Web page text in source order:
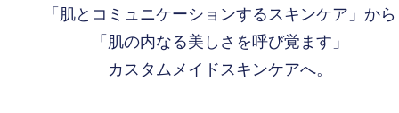
「肌とコミュニケーションするスキンケア」から
「肌の内なる美しさを呼び覚ます」
カスタムメイドスキンケアへ。